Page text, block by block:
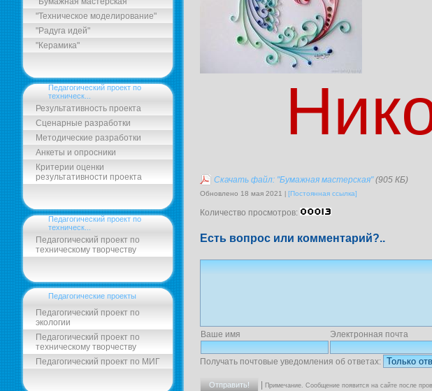
"Техническое моделирование"
"Радуга идей"
"Керамика"
Педагогический проект по
техническ...
Результативность проекта
Сценарные разработки
Методические разработки
Анкеты и опросники
Критерии оценки
результативности проекта
Педагогический проект по
техническ...
Педагогический проект по
техническому творчеству
Педагогические проекты
Педагогический проект по
экологии
Педагогический проект по
техническому творчеству
Педагогический проект по МИГ
Скачать файл: "Бумажная мастерская"(905 КБ)
Обновлено 18 мая 2021 [Постоянная ссылка]
Количество просмотров:
Есть вопрос или комментарий?..
Ваше имя Электронная почта
Получать почтовые уведомления об ответах:
Примечание. Сообщение появится на сайте после